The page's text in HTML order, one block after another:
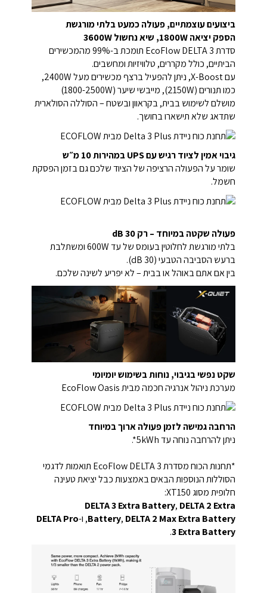
ביצועים עוצמתיים, פעולה כמעט בלתי מורגשת
הספק יציאה 1800W, שיא נחשול 3600W
סדרת EcoFlow DELTA 3 תומכת ב-99% מהמכשירים
הביתיים, כולל מקררים, טלוויזיות ומחשבים.
עם X-Boost, ניתן להפעיל ברצף מכשירים מעל 2400W,
כמו תנורים (2150W), מייבשי שיער (1800-2500W)
מושלם לשימוש בבית, בקראוון ובשטח – הסוללה הסולארית
שתדאג שלא תישארו בחושך.
גיבוי אמין לציוד רגיש עם UPS במהירות 10 מ״ש
שומר על הפעולה הרציפה של הציוד שלכם גם בזמן הפסקת
חשמל.
פעולה שקטה במיוחד – רק 30 dB
בלתי מורגשת לחלוטין בעומס של עד 600W ומשתלבת
ברעש הסביבה הטבעי (30 dB).
בין אם אתם באוהל או בבית – לא יפריע לשינה שלכם.
שקט נפשי בגיבוי, נוחות בשימוש יומיומי
מערכת ניהול אנרגיה חכמה מבית EcoFlow Oasis
הרחבה גמישה לזמן פעולה ארוך במיוחד
ניתן להרחבה נוחה עד 5kWh*.
*תחנות הכוח מסדרת EcoFlow DELTA 3 תואמות לדגמי
הסוללות הנוספות הבאים באמצעות כבל יציאת טעינה
חלופית מסוג XT150:
DELTA 3 Extra Battery, DELTA 2 Extra
Battery, DELTA 2 Max Extra Battery , ו-DELTA Pro
3 Extra Battery
.